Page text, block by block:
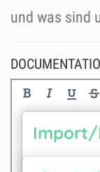
und was sind